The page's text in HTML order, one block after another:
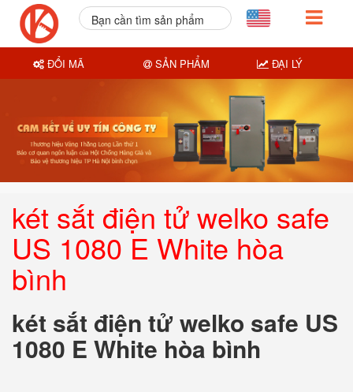
két sắt điện tử welko safe
US 1080 E White hòa
bình
két sắt điện tử welko safe US
1080 E White hòa bình
Bạn cần tìm sản phẩm
ĐỔI MÃ SẢN PHẨM ĐẠI LÝ